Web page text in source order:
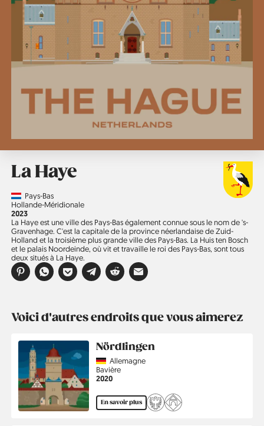
La Haye
CountryPays-Bas
Région
Hollande-Méridionale
Année
2023
La Haye est une ville des Pays-Bas également connue sous le nom de 's-
Gravenhage. C'est la capitale de la province néerlandaise de Zuid-
Holland et la troisième plus grande ville des Pays-Bas. La Huis ten Bosch
et le palais Noordeinde, où vit et travaille le roi des Pays-Bas, sont tous
deux situés à La Haye.
Voici d'autres endroits que vous aimerez
Nördlingen
CountryAllemagne
Région
Bavière
Année
2020
En savoir plus